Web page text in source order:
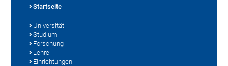
Startseite
Universität
Studium
Forschung
Lehre
Einrichtungen